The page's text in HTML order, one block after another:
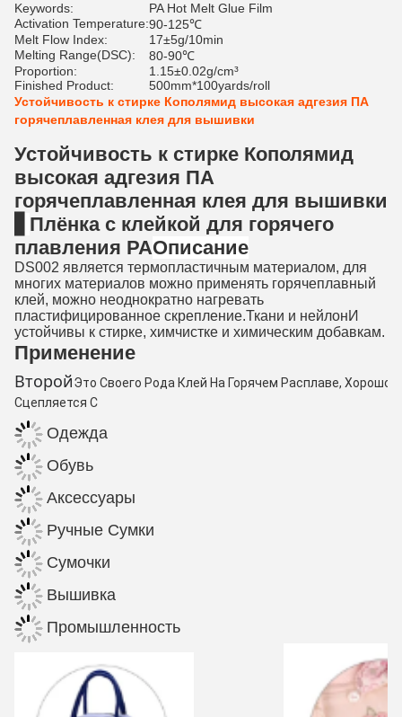
Keywords:
PA Hot Melt Glue Film
Activation Temperature:90-125℃
Melt Flow Index:
17±5g/10min
Melting Range(DSC):
80-90℃
Proportion:
1.15±0.02g/cm³
Finished Product:
500mm*100yards/roll
Устойчивость к стирке Кополямид высокая адгезия ПА
горячеплавленная клея для вышивки
Устойчивость к стирке Кополямид
высокая адгезия ПА
горячеплавленная клея для вышивки
Плёнка с клейкой для горячего
плавления PAОписание
DS002 является термопластичным материалом, для
многих материалов можно применять горячеплавный
клей, можно неоднократно нагревать
пластифицированное скрепление.Ткани и нейлонИ
устойчивы к стирке, химчистке и химическим добавкам.
Применение
ВторойЭто Своего Рода Клей На Горячем Расплаве, Хорошо
Сцепляется С
Одежда
Обувь
Аксессуары
Ручные Сумки
Сумочки
Вышивка
Промышленность